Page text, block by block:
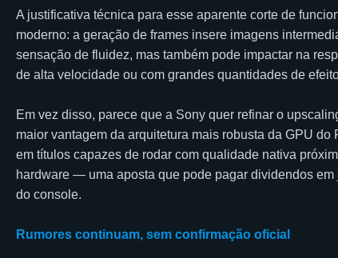
A justificativa técnica para esse aparente corte de
moderno: a geração de frames insere imagens
sensação de fluidez, mas também pode impactar na
de alta velocidade ou com grandes quantidades de
Em vez disso, parece que a Sony quer refinar o
maior vantagem da arquitetura mais robusta da GPU
em títulos capazes de rodar com qualidade nativa
hardware — uma aposta que pode pagar dividendos
do console.
Rumores continuam, sem confirmação oficial